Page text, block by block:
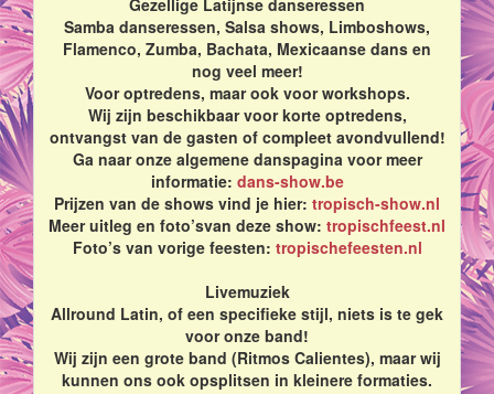
Gezellige Latijnse danseressen
Samba danseressen, Salsa shows, Limboshows,
Flamenco, Zumba, Bachata, Mexicaanse dans en
nog veel meer!
Voor optredens, maar ook voor workshops.
Wij zijn beschikbaar voor korte optredens,
ontvangst van de gasten of compleet avondvullend!
Ga naar onze algemene danspagina voor meer
informatie: dans-show.be
Prijzen van de shows vind je hier: tropisch-show.nl
Meer uitleg en foto’svan deze show: tropischfeest.nl
Foto’s van vorige feesten: tropischefeesten.nl
Livemuziek
Allround Latin, of een specifieke stijl, niets is te gek
voor onze band!
Wij zijn een grote band (Ritmos Calientes), maar wij
kunnen ons ook opsplitsen in kleinere formaties.